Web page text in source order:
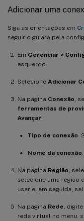
Adicionar uma
Siga as orientações em
seguir o guiará pela
Em Gerenciar >
esquerdo.
Selecione Adicionar
Na página Conexão ,
ferramentas de
Avançar
Tipo de conexão
Nome da conexão
Na página Região ,
selecione uma região
usar e, em seguida,
Na página Rede ,
rede virtual no menu,